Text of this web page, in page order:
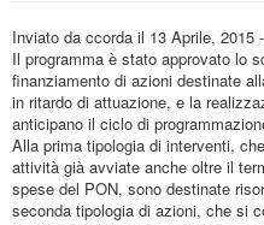
Inviato da ccorda il 13 Aprile, 2015
Il programma è stato approvato lo
finanziamento di azioni destinate
in ritardo di attuazione, e la
anticipano il ciclo di
Alla prima tipologia di interventi,
attività già avviate anche oltre il
spese del PON, sono destinate
seconda tipologia di azioni, che si